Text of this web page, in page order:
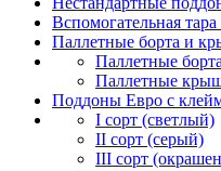
Вспомогательная
Паллетные борта и
Паллетные борта
Паллетные
Поддоны Евро с
I сорт (светлый)
II сорт (серый)
III сорт